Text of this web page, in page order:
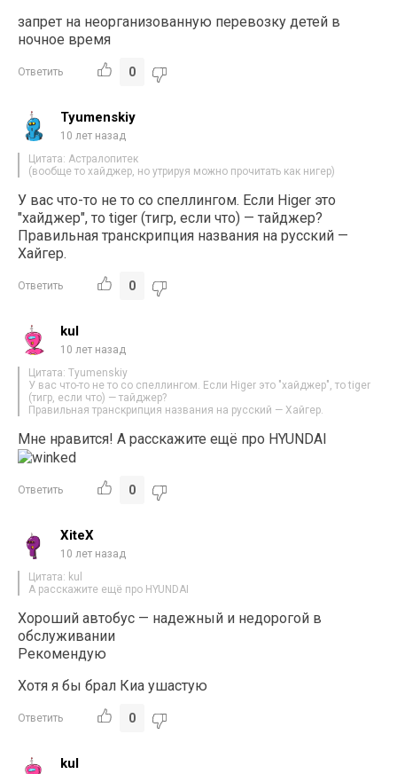
запрет на неорганизованную перевозку детей в
ночное время
Ответить 0
Tyumenskiy
10 лет назад
Цитата: Астралопитек
(вообще то хайджер, но утрируя можно прочитать как нигер)
У вас что-то не то со спеллингом. Если Higer это
"хайджер", то tiger (тигр, если что) — тайджер?
Правильная транскрипция названия на русский —
Хайгер.
Ответить 0
kul
10 лет назад
Цитата: Tyumenskiy
У вас что-то не то со спеллингом. Если Higer это "хайджер", то tiger
(тигр, если что) — тайджер?
Правильная транскрипция названия на русский — Хайгер.
Мне нравится! А расскажите ещё про HYUNDAI
Ответить 0
XiteX
10 лет назад
Цитата: kul
А расскажите ещё про HYUNDAI
Хороший автобус — надежный и недорогой в
обслуживании
Рекомендую
Хотя я бы брал Киа ушастую
Ответить 0
kul